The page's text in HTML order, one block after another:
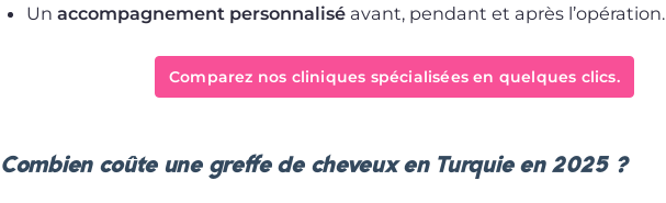
Un accompagnement personnalisé avant, pendant et après l’opération.
Comparez nos cliniques spécialisées en quelques clics.
Combien coûte une greffe de cheveux en Turquie en 2025 ?